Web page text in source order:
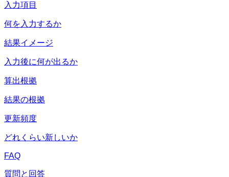
入力項目
何を入力するか
結果イメージ
入力後に何が出るか
算出根拠
結果の根拠
更新頻度
どれくらい新しいか
FAQ
質問と回答